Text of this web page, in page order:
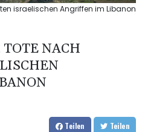
israelischen Angriffen im Libanon
NACH
Teilen Teilen